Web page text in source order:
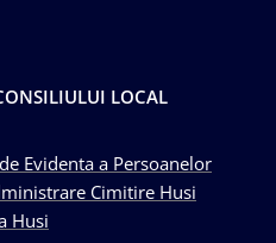
LOCAL
Evidenta a Persoanelor
Cimitire Husi
Husi